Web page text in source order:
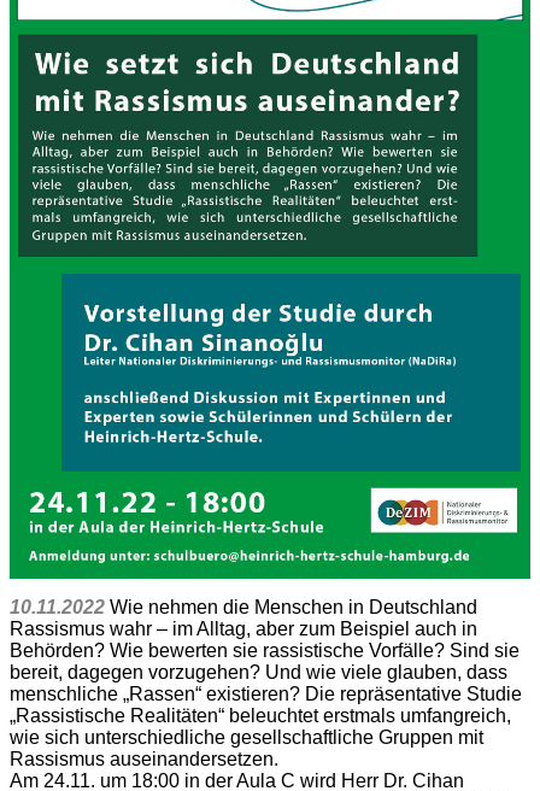
10.11.2022 Wie nehmen die Menschen in Deutschland
Rassismus wahr – im Alltag, aber zum Beispiel auch in
Behörden? Wie bewerten sie rassistische Vorfälle? Sind sie
bereit, dagegen vorzugehen? Und wie viele glauben, dass
menschliche „Rassen“ existieren? Die repräsentative Studie
„Rassistische Realitäten“ beleuchtet erstmals umfangreich,
wie sich unterschiedliche gesellschaftliche Gruppen mit
Rassismus auseinandersetzen.
Am 24.11. um 18:00 in der Aula C wird Herr Dr. Cihan